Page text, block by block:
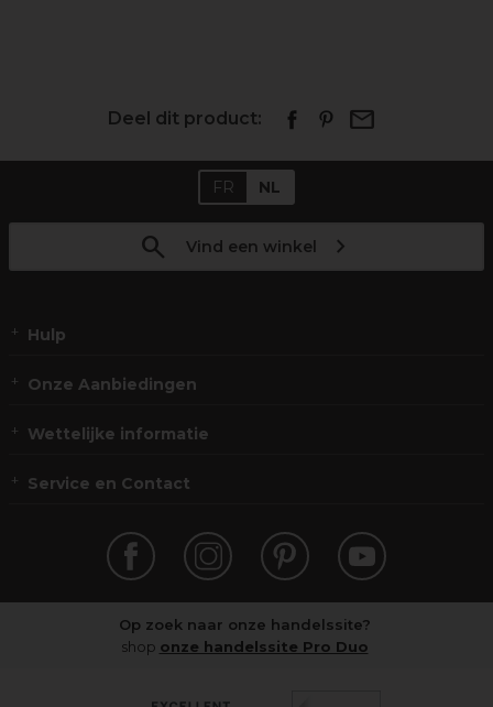
Deel dit product:
FR NL
Vind een winkel
Hulp
Onze Aanbiedingen
Wettelijke informatie
Service en Contact
Op zoek naar onze handelssite?
shop onze handelssite Pro Duo